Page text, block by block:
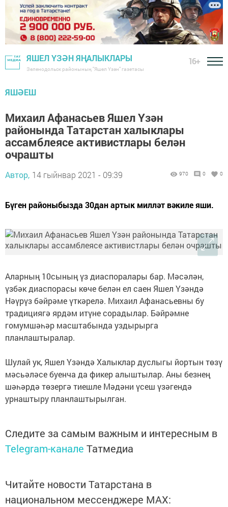
ЯШЕЛ ҮЗӘН ЯҢАЛЫКЛАРЫ
Зеленодольск районының "Яшел Үзән" газетасы
16+
ЯШӘЕШ
Михаил Афанасьев Яшел Үзән
районында Татарстан халыклары
ассамблеясе активистлары белән
очрашты
Автор, 14 гыйнвар 2021 - 09:39 970 0 0
Бүген районыбызда 30дан артык милләт вәкиле яши.
Аларның 10сының үз диаспоралары бар. Мәсәлән,
үзбәк диаспорасы көче белән ел саен Яшел Үзәндә
Нәүрүз бәйрәме үткәрелә. Михаил Афанасьевны бу
традициягә ярдәм итүне сорадылар. Бәйрәмне
гомумшәһәр масштабында уздырырга
планлаштыралар.
Шулай ук, Яшел Үзәндә Халыклар дуслыгы йортын төзү
мәсьәләсе буенча да фикер алыштылар. Аны безнең
шәһәрдә төзергә тиешле Мәдәни үсеш үзәгендә
урнаштыру планлаштырылган.
Следите за самым важным и интересным в
Telegram-канале Татмедиа
Читайте новости Татарстана в
национальном мессенджере MАХ: